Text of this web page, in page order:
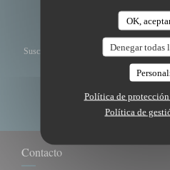
OK,
Denegar todas
Política de protección
Política de
Suscríbase a nuestro boletín para recibir
de marketing por
Contacto